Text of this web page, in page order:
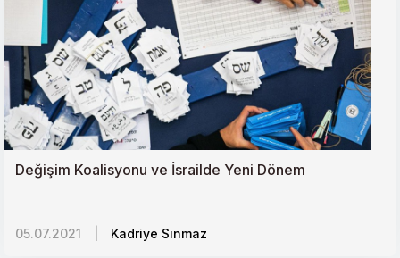
Yoksullukla mücadelede mikrofinans etkili bir araç
olabilir mi?
Suriye İçin Uluslararası Fon İhtiyacı ve Küresel
Çekişme
‘Rus Dünyası Doktrini ve Dış Politikaya Yansımaları
Değişim Koalisyonu ve İsrailde Yeni Dönem
05.07.2021 Kadriye Sınmaz